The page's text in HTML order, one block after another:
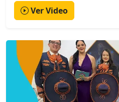
Ver Video